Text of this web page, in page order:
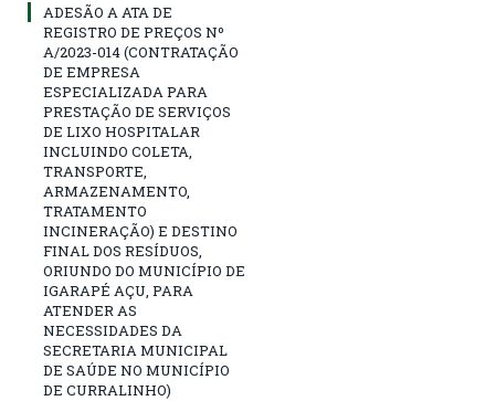
ADESÃO A ATA DE
REGISTRO DE PREÇOS Nº
A/2023-014 (CONTRATAÇÃO
DE EMPRESA
ESPECIALIZADA PARA
PRESTAÇÃO DE SERVIÇOS
DE LIXO HOSPITALAR
INCLUINDO COLETA,
TRANSPORTE,
ARMAZENAMENTO,
TRATAMENTO
INCINERAÇÃO) E DESTINO
FINAL DOS RESÍDUOS,
ORIUNDO DO MUNICÍPIO DE
IGARAPÉ AÇU, PARA
ATENDER AS
NECESSIDADES DA
SECRETARIA MUNICIPAL
DE SAÚDE NO MUNICÍPIO
DE CURRALINHO)